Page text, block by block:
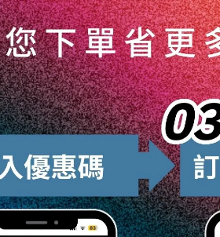
確保玻璃表面完全幹淨無塵，這通常
體劑，避免過量使用以免留下條紋。
中，最好在陰涼且通風的條件下進
適用於各種鏡面和其他玻璃製品。塗
骤至關重要，因為塵埃和污垢粒子可
專用海綿均勻塗抹封體劑，注意要輕
留。這種快乾特性的封體劑特別適合